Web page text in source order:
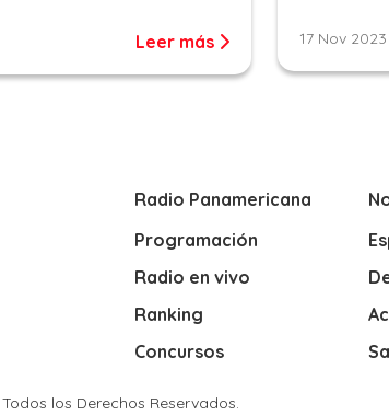
Leer más 17 Nov 2023
Radio Panamericana
Programación
Radio en vivo
Ranking
Concursos
los Derechos Reservados.